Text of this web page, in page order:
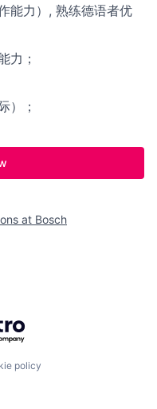
能力）, 熟练德语者优
力；
）；
at Bosch
policy